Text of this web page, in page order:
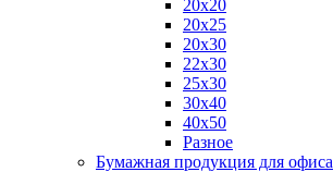
20х20
20х25
20х30
22х30
25х30
30х40
40х50
Разное
Бумажная продукция для офиса